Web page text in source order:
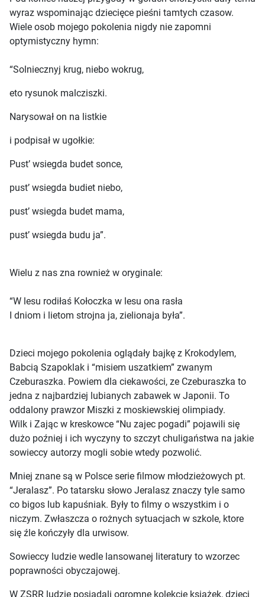
wyraz wspominając dziecięce pieśni tamtych czasow.
Wiele osob mojego pokolenia nigdy nie zapomni
optymistyczny hymn:
“Solniecznyj krug, niebo wokrug,
eto rysunok malcziszki.
Narysował on na listkie
i podpisał w ugołkie:
Pust’ wsiegda budet sonce,
pust’ wsiegda budiet niebo,
pust’ wsiegda budet mama,
pust’ wsiegda budu ja”.
Wielu z nas zna rownież w oryginale:
“W lesu rodiłaś Kołoczka w lesu ona rasła
I dniom i lietom strojna ja, zielionaja była”.
Dzieci mojego pokolenia oglądały bajkę z Krokodylem,
Babcią Szapoklak i “misiem uszatkiem” zwanym
Czeburaszka. Powiem dla ciekawości, ze Czeburaszka to
jedna z najbardziej lubianych zabawek w Japonii. To
oddalony prawzor Miszki z moskiewskiej olimpiady.
Wilk i Zając w kreskowce “Nu zajec pogadi” pojawili się
dużo poźniej i ich wyczyny to szczyt chuligaństwa na jakie
sowieccy autorzy mogli sobie wtedy pozwolić.
Mniej znane są w Polsce serie filmow młodzieżowych pt.
“Jeralasz”. Po tatarsku słowo Jeralasz znaczy tyle samo
co bigos lub kapuśniak. Były to filmy o wszystkim i o
niczym. Zwłaszcza o rożnych sytuacjach w szkole, ktore
się źle kończyły dla urwisow.
Sowieccy ludzie wedle lansowanej literatury to wzorzec
poprawności obyczajowej.
W ZSRR ludzie posiadali ogromne kolekcje książek, dzieci